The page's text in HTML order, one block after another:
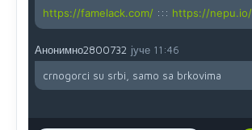
https://famelack.com/ ::: https://nepu.io/
Анонимно2800732 јуче 11:46
crnogorci su srbi, samo sa brkovima